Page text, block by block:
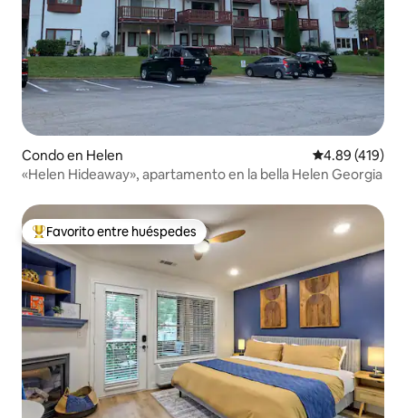
Condo en Helen Calificación
4.89 (419)
«Helen Hideaway», apartamento en la bella Helen Georgia
Favorito entre huéspedes preferido
Favorito entre huéspedes